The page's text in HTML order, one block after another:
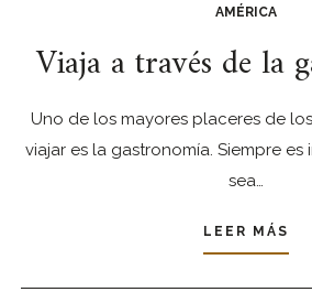
AMÉRICA
Viaja a través de la
Uno de los mayores placeres de
viajar es la gastronomía. Siempre es
sea…
LEER MÁS